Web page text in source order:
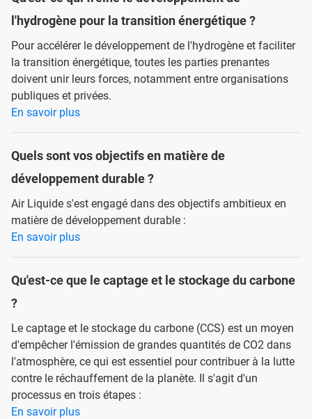
l'hydrogène pour la transition énergétique ?
Pour accélérer le développement de l'hydrogène et faciliter
la transition énergétique, toutes les parties prenantes
doivent unir leurs forces, notamment entre organisations
publiques et privées.
En savoir plus
Quels sont vos objectifs en matière de
développement durable ?
Air Liquide s'est engagé dans des objectifs ambitieux en
matière de développement durable :
En savoir plus
Qu'est-ce que le captage et le stockage du carbone
?
Le captage et le stockage du carbone (CCS) est un moyen
d'empêcher l'émission de grandes quantités de CO2 dans
l'atmosphère, ce qui est essentiel pour contribuer à la lutte
contre le réchauffement de la planète. Il s'agit d'un
processus en trois étapes :
En savoir plus